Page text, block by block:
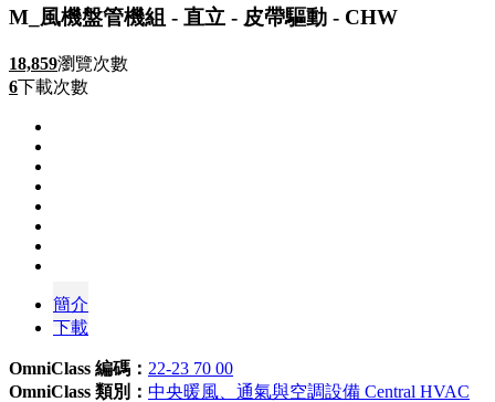
M_風機盤管機組 - 直立 - 皮帶驅動 - CHW
18,859瀏覽次數
6下載次數
簡介
下載
OmniClass 編碼： 22-23 70 00
OmniClass 類別： 中央暖風、通氣與空調設備 Central HVAC